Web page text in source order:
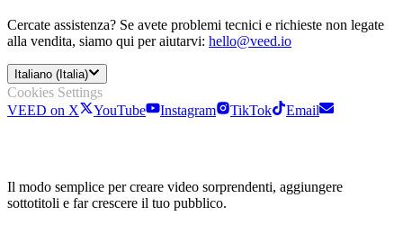
Cercate assistenza? Se avete problemi tecnici e richieste non legate
alla vendita, siamo qui per aiutarvi: hello@veed.io
Italiano (Italia)
Cookies Settings
VEED on X
YouTube Instagram TikTok Email
Il modo semplice per creare video sorprendenti, aggiungere
sottotitoli e far crescere il tuo pubblico.